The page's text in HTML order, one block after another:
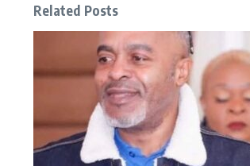
Related Posts